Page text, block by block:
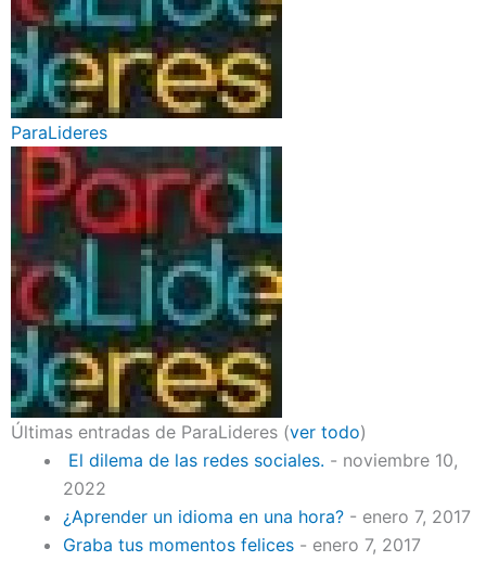
ParaLideres
Últimas entradas de ParaLideres (ver todo)
El dilema de las redes sociales. - noviembre 10,
2022
¿Aprender un idioma en una hora? - enero 7, 2017
Graba tus momentos felices - enero 7, 2017